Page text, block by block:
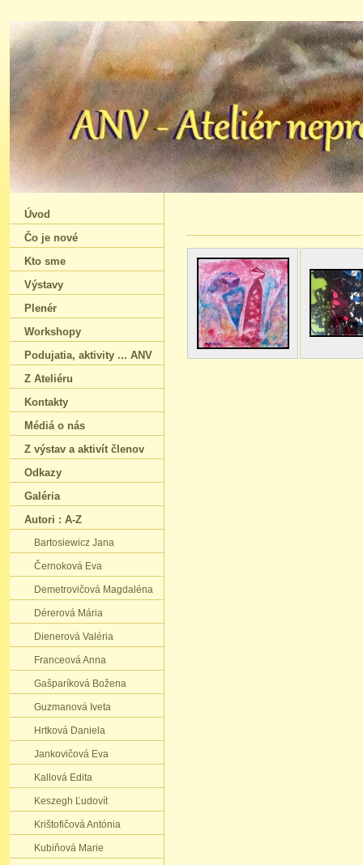
Úvod
Čo je nové
Kto sme
Výstavy
Plenér
Workshopy
Podujatia‚ aktivity ... ANV
Z Ateliéru
Kontakty
Médiá o nás
Z výstav a aktivít členov
Odkazy
Galéria
Autori : A-Z
Bartosiewicz Jana
Černoková Eva
Demetrovičová Magdaléna
Dérerová Mária
Dienerová Valéria
Franceová Anna
Gašparíková Božena
Guzmanová Iveta
Hrtková Daniela
Jankovičová Eva
Kallová Edita
Keszegh Ľudovít
Krištofičová Antónia
​Kubiňová Marie